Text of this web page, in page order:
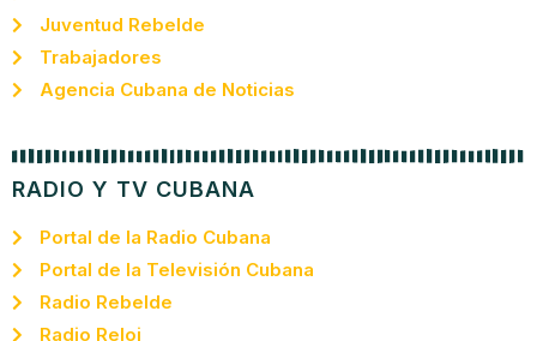
Juventud Rebelde
Trabajadores
Agencia Cubana de Noticias
RADIO Y TV CUBANA
Portal de la Radio Cubana
Portal de la Televisión Cubana
Radio Rebelde
Radio Reloj